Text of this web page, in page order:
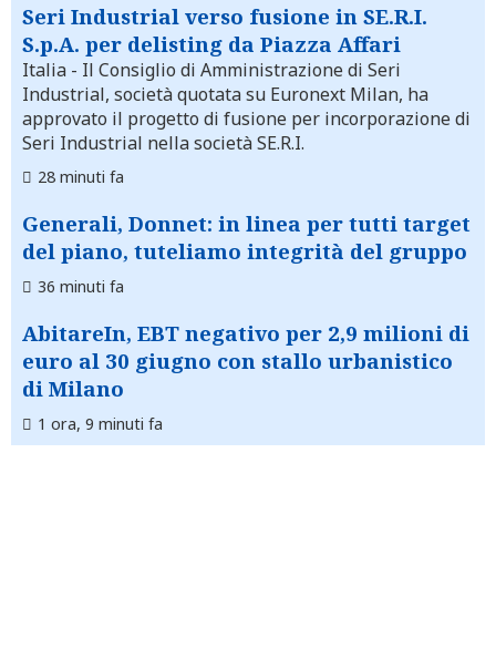
Seri Industrial verso fusione in SE.R.I.
S.p.A. per delisting da Piazza Affari
Italia - Il Consiglio di Amministrazione di Seri
Industrial, società quotata su Euronext Milan, ha
approvato il progetto di fusione per incorporazione di
Seri Industrial nella società SE.R.I.
28 minuti fa
Generali, Donnet: in linea per tutti target
del piano, tuteliamo integrità del gruppo
36 minuti fa
AbitareIn, EBT negativo per 2,9 milioni di
euro al 30 giugno con stallo urbanistico
di Milano
1 ora, 9 minuti fa